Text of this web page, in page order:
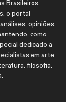
Brasileiros,
o portal
opiniões,
como
dedicado a
em arte
filosofia,